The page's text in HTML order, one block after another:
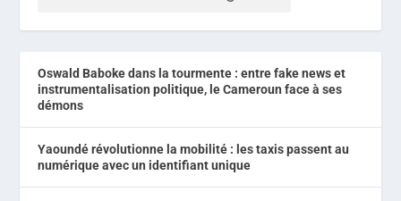
Oswald Baboke dans la tourmente : entre fake news et
instrumentalisation politique, le Cameroun face à ses
démons
Yaoundé révolutionne la mobilité : les taxis passent au
numérique avec un identifiant unique